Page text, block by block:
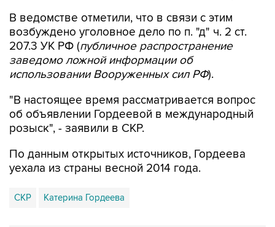
В ведомстве отметили, что в связи с этим
возбуждено уголовное дело по п. "д" ч. 2 ст.
207.3 УК РФ (публичное распространение
заведомо ложной информации об
использовании Вооруженных сил РФ).
"В настоящее время рассматривается вопрос
об объявлении Гордеевой в международный
розыск", - заявили в СКР.
По данным открытых источников, Гордеева
уехала из страны весной 2014 года.
СКР Катерина Гордеева